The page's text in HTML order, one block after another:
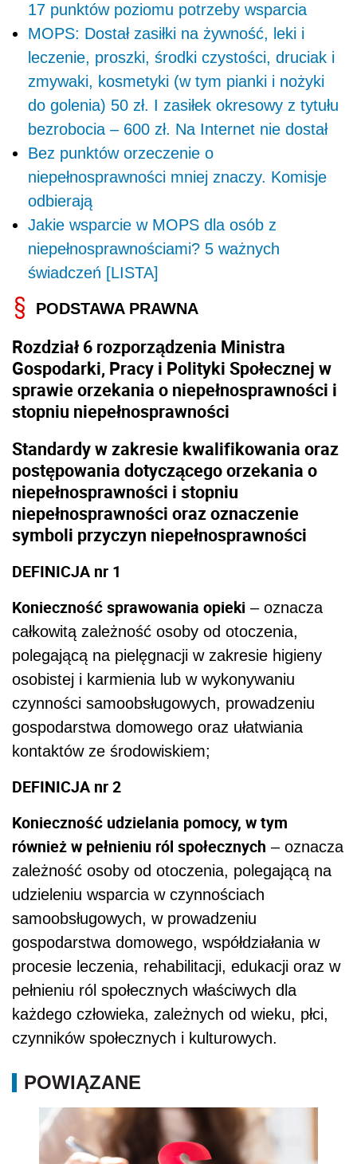
17 punktów poziomu potrzeby wsparcia
MOPS: Dostał zasiłki na żywność, leki i
leczenie, proszki, środki czystości, druciak i
zmywaki, kosmetyki (w tym pianki i nożyki
do golenia) 50 zł. I zasiłek okresowy z tytułu
bezrobocia – 600 zł. Na Internet nie dostał
Bez punktów orzeczenie o
niepełnosprawności mniej znaczy. Komisje
odbierają
Jakie wsparcie w MOPS dla osób z
niepełnosprawnościami? 5 ważnych
świadczeń [LISTA]
PODSTAWA PRAWNA
Rozdział 6 rozporządzenia Ministra
Gospodarki, Pracy i Polityki Społecznej w
sprawie orzekania o niepełnosprawności i
stopniu niepełnosprawności
Standardy w zakresie kwalifikowania oraz
postępowania dotyczącego orzekania o
niepełnosprawności i stopniu
niepełnosprawności oraz oznaczenie
symboli przyczyn niepełnosprawności
DEFINICJA nr 1
Konieczność sprawowania opieki – oznacza
całkowitą zależność osoby od otoczenia,
polegającą na pielęgnacji w zakresie higieny
osobistej i karmienia lub w wykonywaniu
czynności samoobsługowych, prowadzeniu
gospodarstwa domowego oraz ułatwiania
kontaktów ze środowiskiem;
DEFINICJA nr 2
Konieczność udzielania pomocy, w tym
również w pełnieniu ról społecznych – oznacza
zależność osoby od otoczenia, polegającą na
udzieleniu wsparcia w czynnościach
samoobsługowych, w prowadzeniu
gospodarstwa domowego, współdziałania w
procesie leczenia, rehabilitacji, edukacji oraz w
pełnieniu ról społecznych właściwych dla
każdego człowieka, zależnych od wieku, płci,
czynników społecznych i kulturowych.
POWIĄZANE